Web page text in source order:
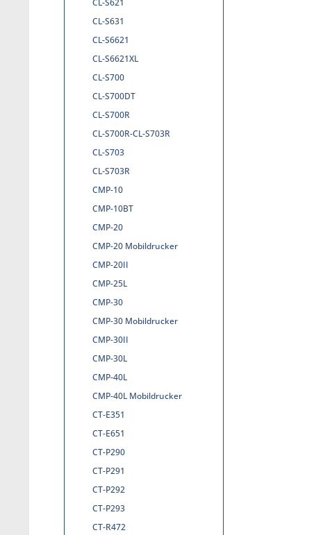
CL-S621
CL-S631
CL-S6621
CL-S6621XL
CL-S700
CL-S700DT
CL-S700R
CL-S700R-CL-S703R
CL-S703
CL-S703R
CMP-10
CMP-10BT
CMP-20
CMP-20 Mobildrucker
CMP-20II
CMP-25L
CMP-30
CMP-30 Mobildrucker
CMP-30II
CMP-30L
CMP-40L
CMP-40L Mobildrucker
CT-E351
CT-E651
CT-P290
CT-P291
CT-P292
CT-P293
CT-R472